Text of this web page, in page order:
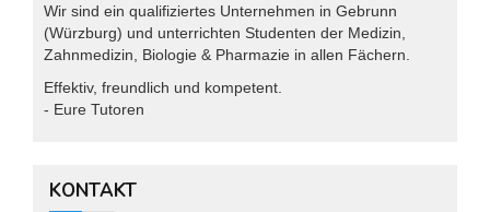
Wir sind ein qualifiziertes Unternehmen in Gebrunn
(Würzburg) und unterrichten Studenten der Medizin,
Zahnmedizin, Biologie & Pharmazie in allen Fächern.
Effektiv, freundlich und kompetent.
- Eure Tutoren
KONTAKT